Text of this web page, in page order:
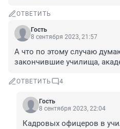
ОТВЕТИТЬ
Гость
8 сентября 2023, 21:57
А что по этому случаю
закончившие училища,
ОТВЕТИТЬ 4
Гость
8 сентября 2023, 22:04
Кадровых офицеров в